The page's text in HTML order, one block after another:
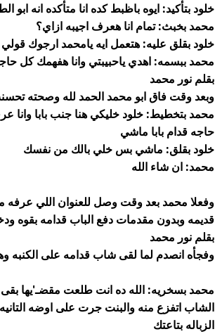
خلود بتأكيد: ايوه باظبط كده انا متأكده انه ابو
محمد بخبث: تمام انا هعرف اجيبه ازاي؟
خلود بقلق عليه: هتعمل ايه يامحمد ارجوك
محمد ببسمه: اهدي ياحبيبتي وانا هفهمك كل
بقلم نور محمد
وبعد وقت فاق ابو محمد الحمد لله وصحته
محمد بتخطيط: خلود خليكي هنا جنب بابا
حاجه قدام بابا ماشي
خلود بقلق: ماشي بس خلي بالك من نفسك
محمد: ان شاء الله
وفعلا محمد بعد وقت وصل للعنوان اللي
قديمه وبدون مقدمات دفع الباب قدامه بقوه
بقلم نور محمد
وفجأه انصدم لما لقى شاب قدامه على
محمد بسخريه: الله ده انت طلعت مقضـ'يها
الشاب اتفزع منه والبنت جرت على اوضه
الزباله بتاعتك